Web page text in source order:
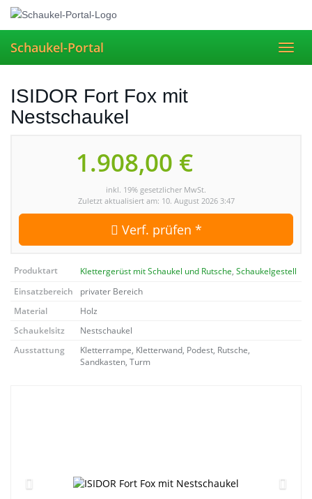
Skip
content
Schaukel-Portal
ISIDOR Fort Fox mit
Nestschaukel
1.908,00 €
inkl. 19% gesetzlicher MwSt.
Zuletzt aktualisiert am: 10. August 2026 3:47
Verf. prüfen *
Produktart Klettergerüst mit Schaukel und Rutsche, Schaukelgestell
Einsatzbereich
privater Bereich
Material
Holz
Schaukelsitz
Nestschaukel
Ausstattung
Kletterrampe, Kletterwand, Podest, Rutsche,
Sandkasten, Turm